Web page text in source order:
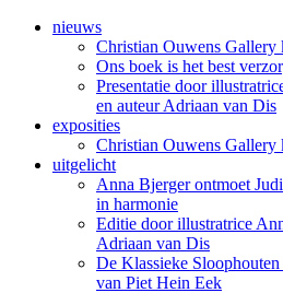
nieuws
Christian Ouwens
Ons boek is het best
Presentatie door
en auteur Adriaan van Dis
exposities
Christian Ouwens
uitgelicht
Anna Bjerger ontmoet
in harmonie
Editie door illustratrice
Adriaan van Dis
De Klassieke
van Piet Hein Eek